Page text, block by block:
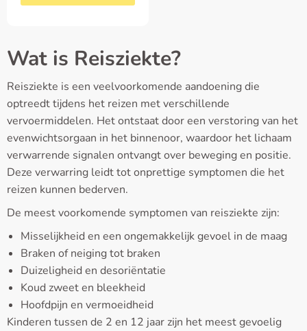
Wat is Reisziekte?
Reisziekte is een veelvoorkomende aandoening die
optreedt tijdens het reizen met verschillende
vervoermiddelen. Het ontstaat door een verstoring van het
evenwichtsorgaan in het binnenoor, waardoor het lichaam
verwarrende signalen ontvangt over beweging en positie.
Deze verwarring leidt tot onprettige symptomen die het
reizen kunnen bederven.
De meest voorkomende symptomen van reisziekte zijn:
Misselijkheid en een ongemakkelijk gevoel in de maag
Braken of neiging tot braken
Duizeligheid en desoriëntatie
Koud zweet en bleekheid
Hoofdpijn en vermoeidheid
Kinderen tussen de 2 en 12 jaar zijn het meest gevoelig